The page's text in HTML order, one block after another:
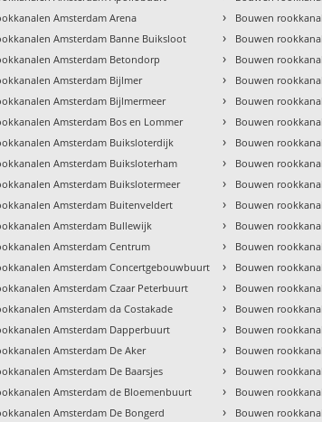
Amsterdam Arena
Amsterdam Banne Buiksloot
Amsterdam Betondorp
Amsterdam Bijlmer
Amsterdam Bijlmermeer
Amsterdam Bos en Lommer
Amsterdam Buiksloterdijk
Amsterdam Buiksloterham
Amsterdam Buikslotermeer
Amsterdam Buitenveldert
Amsterdam Bullewijk
Amsterdam Centrum
Amsterdam Concertgebouwbuurt
Amsterdam Czaar Peterbuurt
Amsterdam da Costakade
Amsterdam Dapperbuurt
Amsterdam De Aker
Amsterdam De Baarsjes
Amsterdam de Bloemenbuurt
Amsterdam De Bongerd
› Bouwen
› Bouwen
› Bouwen
› Bouwen
› Bouwen
› Bouwen
› Bouwen
› Bouwen
› Bouwen
› Bouwen
› Bouwen
› Bouwen
› Bouwen
› Bouwen
› Bouwen
› Bouwen
› Bouwen
› Bouwen
› Bouwen
› Bouwen